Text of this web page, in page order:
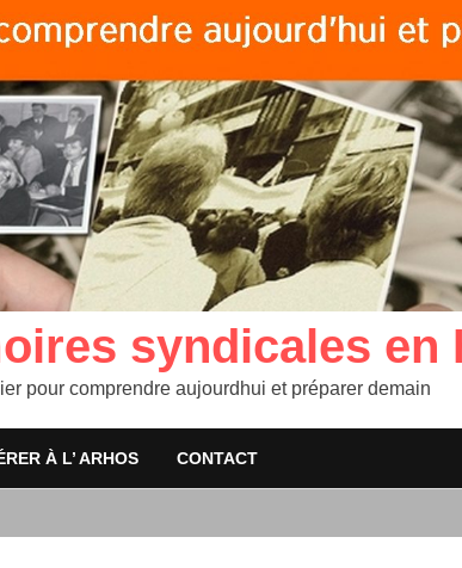
syndicales en
pour comprendre aujourdhui et préparer demain
À L’ ARHOS CONTACT